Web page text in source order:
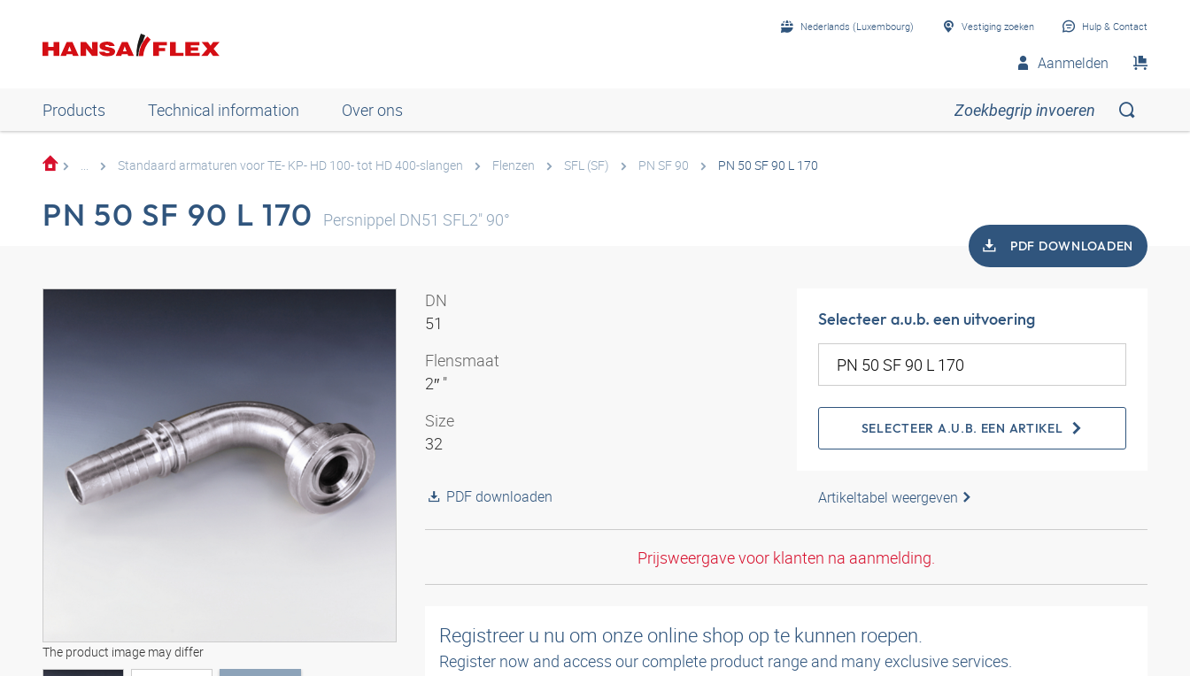
Nederlands (Luxembourg) Vestiging zoeken Hulp & Contact
Aanmelden
Products Technical information Over ons
... Standaard armaturen voor TE- KP- HD 100- tot HD 400-slangen Flenzen SFL (SF) PN SF 90 PN 50 SF 90 L 170
PN 50 SF 90 L 170 Persnippel DN51 SFL2" 90°
PDF DOWNLOADEN
The product image may differ
DN
51
Flensmaat
2″ "
Size
32
PDF downloaden
Selecteer a.u.b. een uitvoering
SELECTEER A.U.B. EEN ARTIKEL
Artikeltabel weergeven
Prijsweergave voor klanten na aanmelding.
Registreer u nu om onze online shop op te kunnen roepen.
Register now and access our complete product range and many exclusive services.